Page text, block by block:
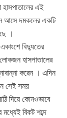
হাসপাতালের এই
আসে দমকলের একটি
।
বিদ্যুতের
হাসপাতালের
করেন । এদিন
সেই সময়
দিয়ে কোনওভাবে
বিকট শব্দে